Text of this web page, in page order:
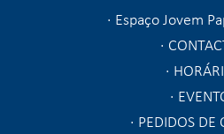
Espaço Jovem
PEDIDOS DE